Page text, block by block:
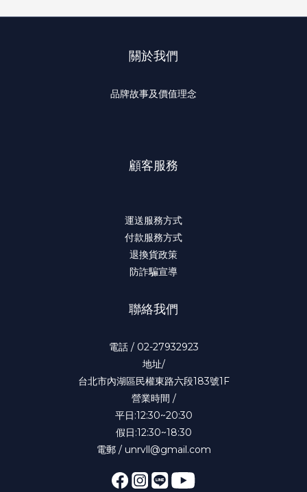
關於我們
品牌故事及價值理念
顧客服務
運送服務方式
付款服務方式
退換貨政策
防詐騙宣導
聯絡我們
電話 / 02-27932923
地址/
台北市內湖區民權東路六段183號1F
營業時間 /
平日:12:30~20:30
假日:12:30~18:30
電郵 / unrvll@gmail.com